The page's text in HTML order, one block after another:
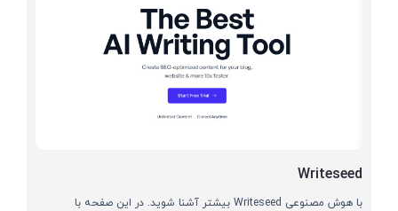
Writeseed
با هوش مصنوعی Writeseed بیشتر آشنا شوید. در این صفحه با